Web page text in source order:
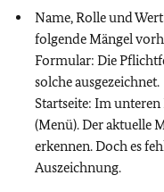
Name, Rolle und
folgende Mängel
Formular: Die
solche ausgezeichnet.
Startseite: Im
(Menü). Der aktuelle
erkennen. Doch es
Auszeichnung.